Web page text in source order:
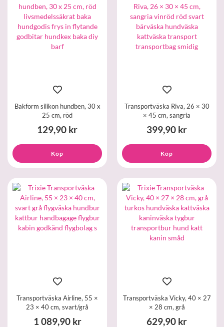
Bakform silikon hundben, 30 x
25 cm, röd
129,90 kr
Köp
Transportväska Riva, 26 × 30
× 45 cm, sangria
399,90 kr
Köp
Transportväska Airline, 55 ×
23 × 40 cm, svart/grå
1 089,90 kr
Transportväska Vicky, 40 × 27
× 28 cm, grå
629,90 kr